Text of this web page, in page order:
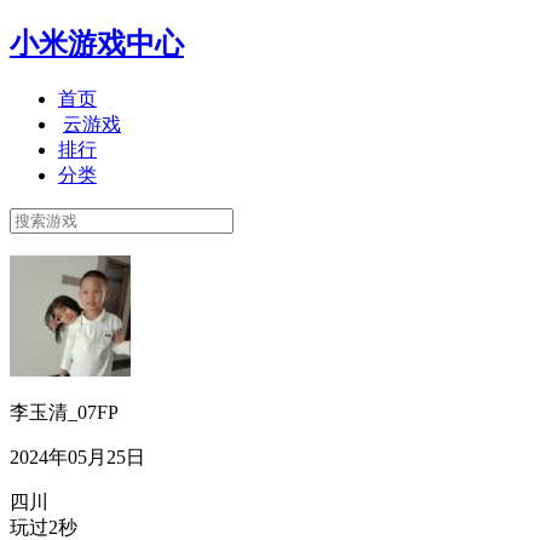
小米游戏中心
首页
云游戏
排行
分类
李玉清_07FP
2024年05月25日
四川
玩过2秒